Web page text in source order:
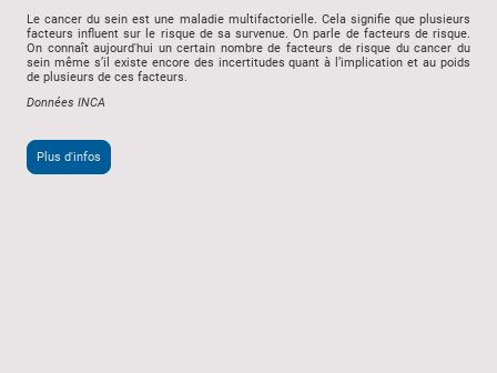
Le cancer du sein est une maladie multifactorielle. Cela signifie que plusieurs
facteurs influent sur le risque de sa survenue. On parle de facteurs de risque.
On connaît aujourd'hui un certain nombre de facteurs de risque du cancer du
sein même s’il existe encore des incertitudes quant à l’implication et au poids
de plusieurs de ces facteurs.
Données INCA
Plus d'infos